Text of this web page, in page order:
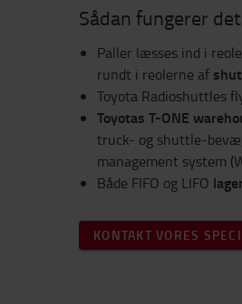
Sådan fungerer det
Paller læsses ind i
rundt i reolerne af
Toyota Radioshuttles
Toyotas T-ONE
truck- og shuttle-
management system
Både FIFO og LIFO
KONTAKT VORES